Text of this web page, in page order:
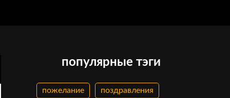
популярные тэги
пожелание поздравления